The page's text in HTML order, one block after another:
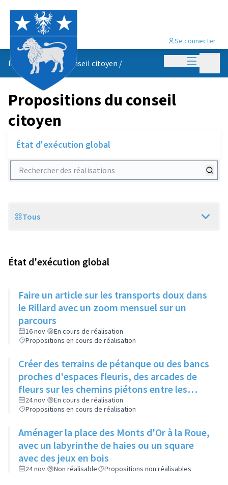
Menu
Se connecter
Propositions du conseil citoyen /
Propositions du conseil
citoyen
État d'exécution global
Rechercher des réalisations
Scope
Tous
État d'exécution global
Faire un article sur les transports doux dans
le Rillard avec un zoom mensuel sur un
parcours
16 nov.
En cours de réalisation
Propositions en cours de réalisation
Créer des terrains de pétanque ou des bancs
proches d'espaces fleuris, des arcades de
fleurs sur les chemins piétons entre les
immeubles
24 nov.
En cours de réalisation
Propositions en cours de réalisation
Aménager la place des Monts d'Or à la Roue,
avec un labyrinthe de haies ou un square
avec des jeux en bois
24 nov. Non réalisable Propositions non réalisables